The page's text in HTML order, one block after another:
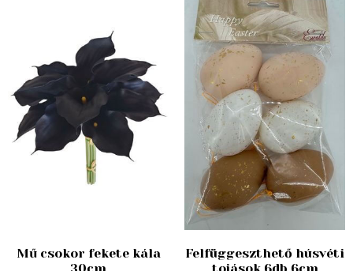
Mű csokor fekete kála
Felfüggeszthető húsvéti